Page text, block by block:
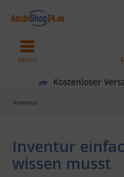
Kostenloser
Menü
Inventur
Inventur
wissen musst